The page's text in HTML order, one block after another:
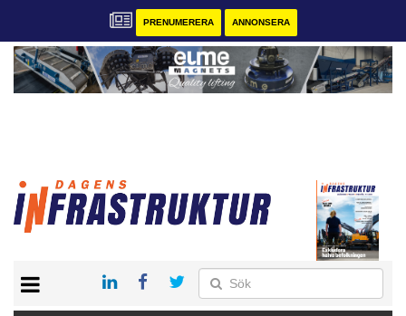
PRENUMERERA ANNONSERA